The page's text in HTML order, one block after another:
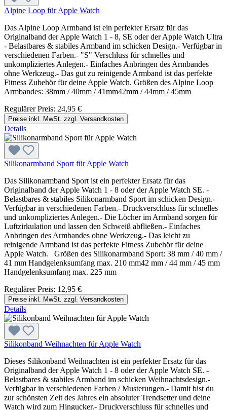
Alpine Loop für Apple Watch
Das Alpine Loop Armband ist ein perfekter Ersatz für das
Originalband der Apple Watch 1 - 8, SE oder der Apple Watch Ultra
- Belastbares & stabiles Armband im schicken Design.- Verfügbar in
verschiedenen Farben.- "S" Verschluss für schnelles und
unkompliziertes Anlegen.- Einfaches Anbringen des Armbandes
ohne Werkzeug.- Das gut zu reinigende Armband ist das perfekte
Fitness Zubehör für deine Apple Watch. Größen des Alpine Loop
Armbandes: 38mm / 40mm / 41mm42mm / 44mm / 45mm
Regulärer Preis: 24,95 €
Preise inkl. MwSt. zzgl. Versandkosten
Details
Silikonarmband Sport für Apple Watch
Das Silikonarmband Sport ist ein perfekter Ersatz für das
Originalband der Apple Watch 1 - 8 oder der Apple Watch SE. -
Belastbares & stabiles Silikonarmband Sport im schicken Design.-
Verfügbar in verschiedenen Farben.- Druckverschluss für schnelles
und unkompliziertes Anlegen.- Die Löcher im Armband sorgen für
Luftzirkulation und lassen den Schweiß abfließen.- Einfaches
Anbringen des Armbandes ohne Werkzeug.- Das leicht zu
reinigende Armband ist das perfekte Fitness Zubehör für deine
Apple Watch. Größen des Silikonarmband Sport: 38 mm / 40 mm /
41 mm Handgelenksumfang max. 210 mm42 mm / 44 mm / 45 mm
Handgelenksumfang max. 225 mm
Regulärer Preis: 12,95 €
Preise inkl. MwSt. zzgl. Versandkosten
Details
Silikonband Weihnachten für Apple Watch
Dieses Silikonband Weihnachten ist ein perfekter Ersatz für das
Originalband der Apple Watch 1 - 8 oder der Apple Watch SE. -
Belastbares & stabiles Armband im schicken Weihnachtsdesign.-
Verfügbar in verschiedenen Farben / Musterungen.- Damit bist du
zur schönsten Zeit des Jahres ein absoluter Trendsetter und deine
Watch wird zum Hingucker.- Druckverschluss für schnelles und